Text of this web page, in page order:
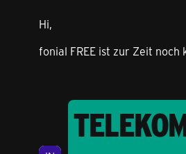
Hi,
fonial FREE ist zur Zeit noch